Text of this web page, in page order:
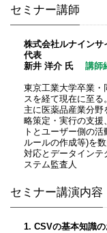
セミナー講師
株式会社ルナインサ
代表
新井 洋介 氏 講師
東京工業大学卒業・
スを経て現在に至る。
主に医薬品産業分
略策定・実行の支援
トとユーザー側の
ルールの作成等)を
対応とデータインテ
ステム監査人
セミナー講演内容
1. CSVの基本知識